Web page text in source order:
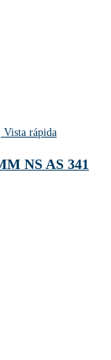
Vista rápida
NS AS 341